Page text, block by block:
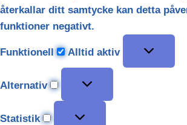
återkallar ditt samtycke kan detta
funktioner negativt.
Funktionell Alltid aktiv
Alternativ
Statistik